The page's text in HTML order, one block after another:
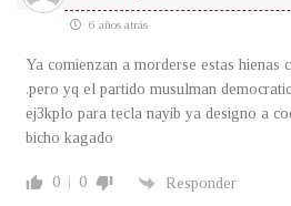
6 años atrás
Ya comienzan a morderse estas hienas
.pero yq el partido musulman
ej3kplo para tecla nayib ya designo a
bicho kagado
0 0 Responder